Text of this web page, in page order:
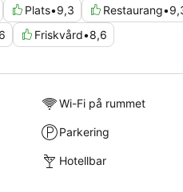
Plats•9,3 Restaurang•
Friskvård•8,6
Wi-Fi på rummet
Parkering
Hotellbar